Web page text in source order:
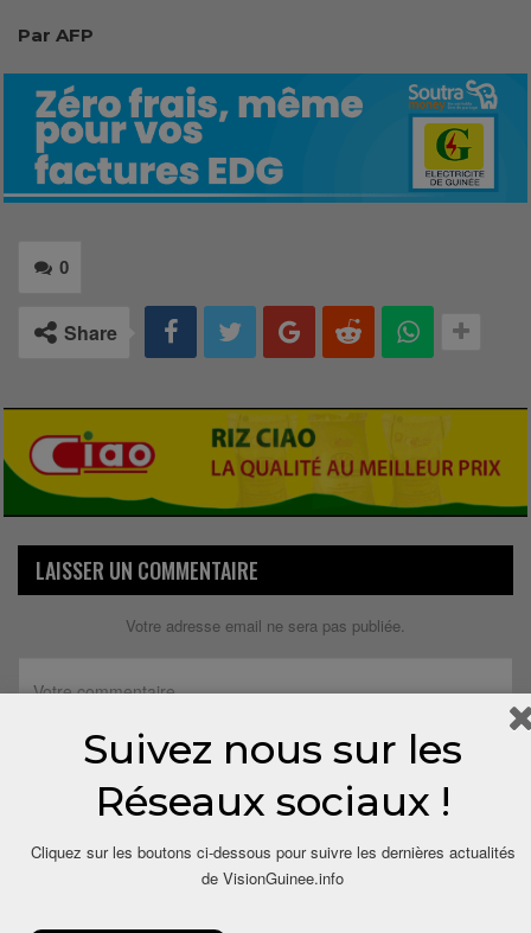
Par AFP
0
Share
LAISSER UN COMMENTAIRE
Votre adresse email ne sera pas publiée.
Suivez nous sur les
Réseaux sociaux !
Cliquez sur les boutons ci-dessous pour suivre les dernières actualités
de VisionGuinee.info